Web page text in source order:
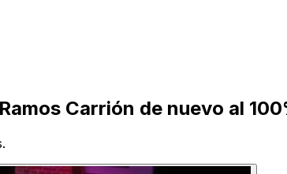
Carrión de nuevo al